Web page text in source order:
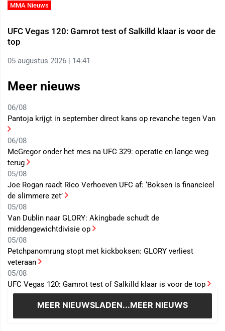
MMA Nieuws
UFC Vegas 120: Gamrot test of Salkilld klaar is voor de
top
05 augustus 2026 | 14:41
Meer nieuws
06/08
Pantoja krijgt in september direct kans op revanche tegen Van
06/08
McGregor onder het mes na UFC 329: operatie en lange weg
terug
05/08
Joe Rogan raadt Rico Verhoeven UFC af: ‘Boksen is financieel
de slimmere zet’
05/08
Van Dublin naar GLORY: Akingbade schudt de
middengewichtdivisie op
05/08
Petchpanomrung stopt met kickboksen: GLORY verliest
veteraan
05/08
UFC Vegas 120: Gamrot test of Salkilld klaar is voor de top
MEER NIEUWSLADEN...MEER NIEUWS